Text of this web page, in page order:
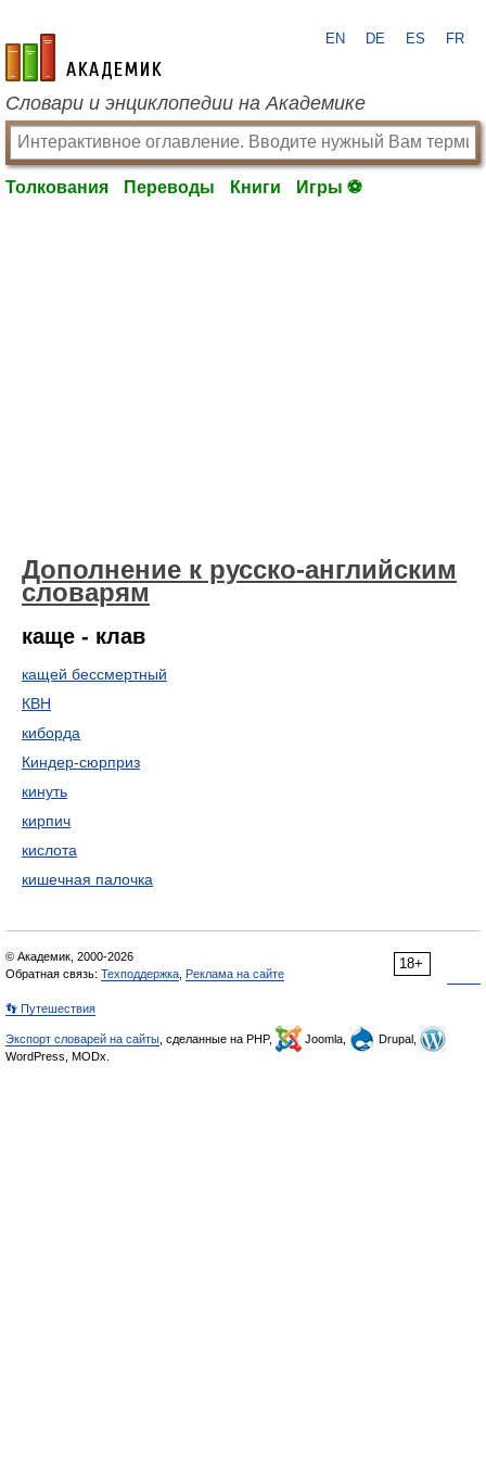
academic.ru
EN DE ES FR
Словари и энциклопедии на Академике
Толкования Переводы Книги Игры ⚽
Дополнение к русско-английским
словарям
каще - клав
кащей бессмертный
КВН
киборда
Киндер-сюрприз
кинуть
кирпич
кислота
кишечная палочка
18+
© Академик, 2000-2026
Обратная связь: Техподдержка Реклама на сайте
👣 Путешествия
Экспорт словарей на сайты , сделанные на PHP, Joomla,
Drupal,
WordPress, MODx.